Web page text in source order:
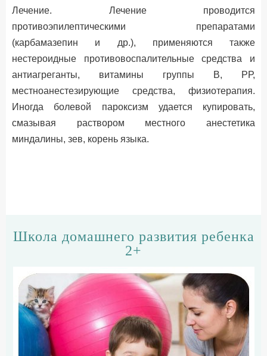
Лечение. Лечение проводится
противоэпилептическими препаратами
(карбамазепин и др.), применяются также
нестероидные противовоспалительные средства и
антиагреганты, витамины группы В, РР,
местноанестезирующие средства, физиотерапия.
Иногда болевой пароксизм удается купировать,
смазывая раствором местного анестетика
миндалины, зев, корень языка.
Школа домашнего развития ребенка
2+